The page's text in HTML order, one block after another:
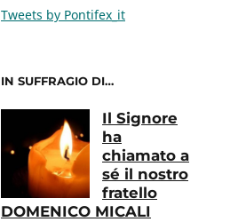
Tweets by Pontifex_it
IN SUFFRAGIO DI…
Il Signore
ha
chiamato a
sé il nostro
fratello
DOMENICO MICALI